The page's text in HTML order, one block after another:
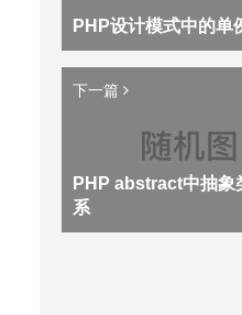
PHP设计模式中的单
下一篇
PHP abstract中抽象
系